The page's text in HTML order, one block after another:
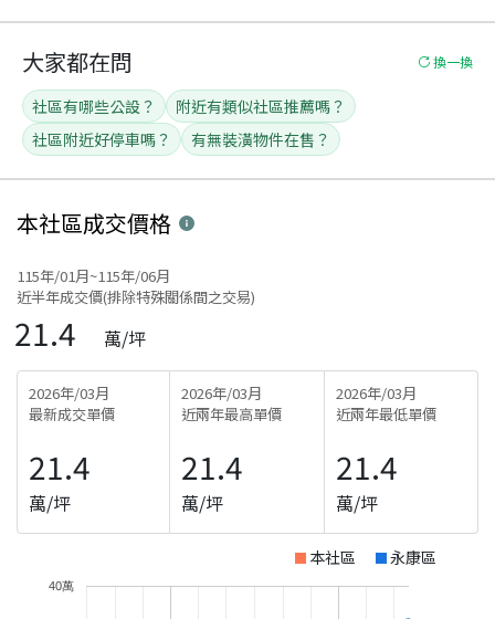
大家都在問 換一換
社區有哪些公設？
附近有類似社區推薦嗎？
社區附近好停車嗎？
有無裝潢物件在售？
本社區成交價格
115年/01月~115年/06月
近半年成交價(排除特殊關係間之交易)
21.4 萬/坪
2026年/03月
最新成交單價
21.4
萬/坪
2026年/03月
近兩年最高單價
21.4
萬/坪
2026年/03月
近兩年最低單價
21.4
萬/坪
本社區 永康區
40萬